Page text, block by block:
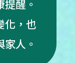
醒。
化，也
人。